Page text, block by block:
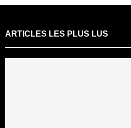
ARTICLES LES PLUS LUS